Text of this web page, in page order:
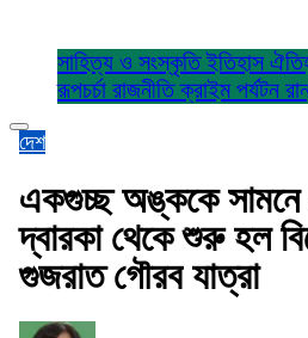
সাহিত্য ও সংস্কৃতিইতিহাস
রূপচর্চা রাজনীতিক্রাইম পর্যটন
দেশ
একগুচ্ছ অঙ্ককে সামনে
দ্বারকা থেকে শুরু হল
গুজরাত গৌরব যাত্রা